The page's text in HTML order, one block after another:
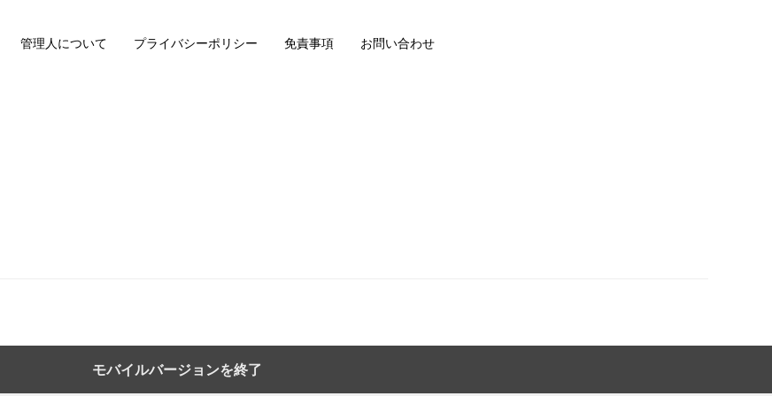
管理人について プライバシーポリシー 免責事項 お問い合わせ
モバイルバージョンを終了